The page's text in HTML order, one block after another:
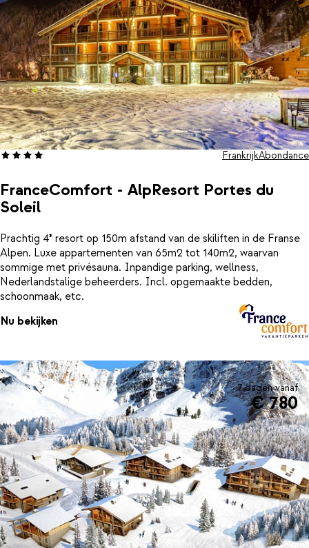
FranceComfort - AlpResort Portes du
Soleil
FrankrijkAbondance
Prachtig 4* resort op 150m afstand van de skiliften in de Franse
Alpen. Luxe appartementen van 65m2 tot 140m2, waarvan
sommige met privésauna. Inpandige parking, wellness,
Nederlandstalige beheerders. Incl. opgemaakte bedden,
schoonmaak, etc.
Nu bekijken
7 dagen vanaf
€ 780